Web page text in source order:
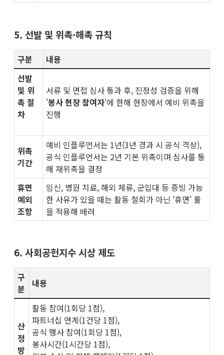
5. 선발 및 위촉·해촉 규칙
구분
내용
선발
및 위
촉 절
차
서류 및 면접 심사 통과 후, 진정성 검증을 위해
'봉사 현장 참여자'에 한해 현장에서 예비 위촉을
진행
위촉
기간
예비 인플루언서는 1년(3년 경과 시 공식 격상),
공식 인플루언서는 2년 기본 위촉이며 심사를 통
해 재위촉을 결정
휴면
예외
조항
임신, 병원 치료, 해외 체류, 군입대 등 증빙 가능
한 사유가 있을 때는 활동 철회가 아닌 '휴면' 룰
을 적용해 배려
6. 사회공헌지수 시상 제도
구
분
내용
산
정
방
활동 참여(1회당 1점),
파트너십 연계(1건당 1점),
공식 행사 참여(1회당 1점),
봉사시간(1시간당 1점),